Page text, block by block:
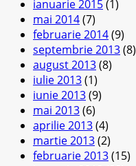
ianuarie 2015(1)
mai 2014(7)
februarie 2014(9)
septembrie 2013(8)
august 2013(8)
iulie 2013(1)
iunie 2013(9)
mai 2013(6)
aprilie 2013(4)
martie 2013(2)
februarie 2013(15)